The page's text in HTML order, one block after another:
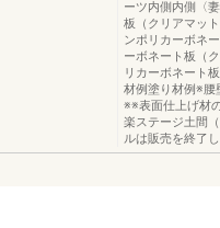
ーツ内側内側〈
板（クリアマッ
ンポリカーボネ
ーボネート板（
リカーボネート
材例塗り材例※腰
※※表面仕上げ材
楽ステージ土間
ルは販売を終了